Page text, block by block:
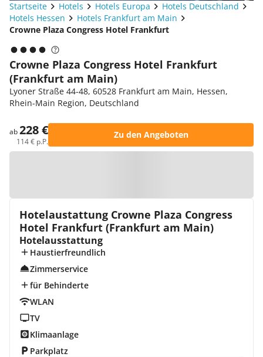
Startseite Hotels Hotels Europa
Hotels Deutschland
Hotels Hessen
Hotels Frankfurt am Main
Crowne Plaza Congress Hotel Frankfurt
Crowne Plaza Congress Hotel Frankfurt
(Frankfurt am Main)
Lyoner Straße 44-48, 60528 Frankfurt am Main, Hessen,
Rhein-Main Region, Deutschland
ab228 €
114 € p.P.
Zu den Angeboten
Hotelaustattung Crowne Plaza Congress
Hotel Frankfurt (Frankfurt am Main)
Hotelausstattung
Haustierfreundlich
Zimmerservice
für Behinderte
WLAN
TV
Klimaanlage
Parkplatz